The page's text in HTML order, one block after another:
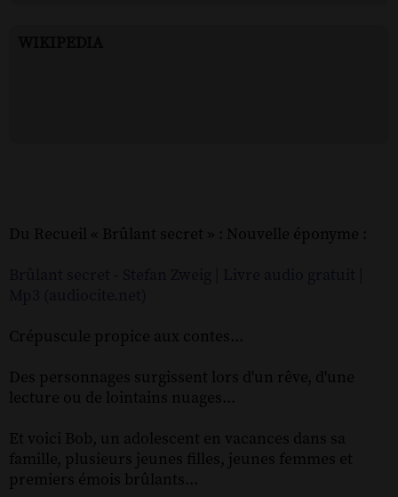
Du Recueil « Brûlant secret » : Nouvelle éponyme :
Crépuscule propice aux contes...
Des personnages surgissent lors d'un rêve, d'une
lecture ou de lointains nuages...
Et voici Bob, un adolescent en vacances dans sa
famille, plusieurs jeunes filles, jeunes femmes et
premiers émois brûlants...